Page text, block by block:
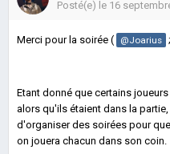
Posté(e) le 16
Merci pour la soirée ( @Joarius ;
Etant donné que certains joueurs
alors qu'ils étaient dans la
d'organiser des soirées pour
on jouera chacun dans son coin.